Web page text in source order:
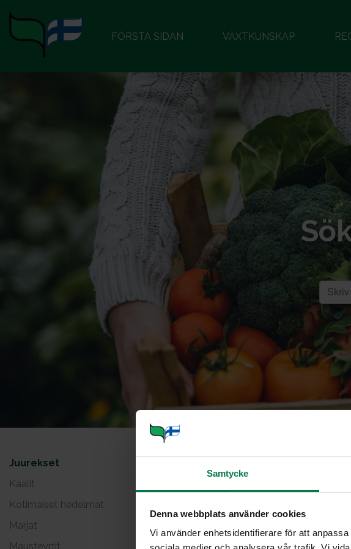
Samtycke
Denna webbplats använder cookies
Vi använder enhetsidentifierare för att
FÖRSTA SIDAN VÄXTKUNSKAP
Juurekset
Kaalit
Kotimaiset hedelmät
Marjat
Mausteyrtit
Retikka